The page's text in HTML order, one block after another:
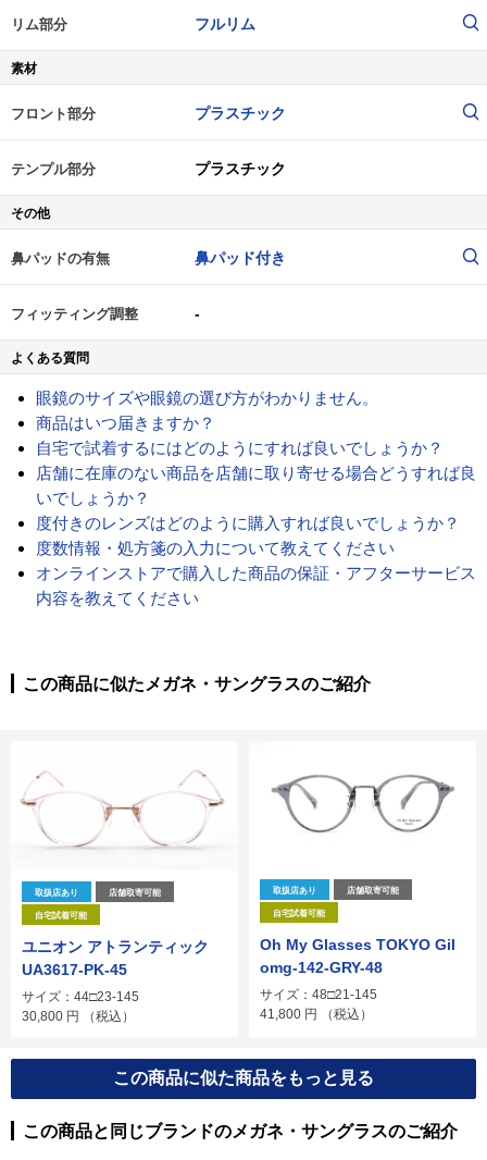
リム部分 フルリム
素材
フロント部分 プラスチック
テンプル部分 プラスチック
その他
鼻パッドの有無 鼻パッド付き
フィッティング調整 -
よくある質問
眼鏡のサイズや眼鏡の選び方がわかりません。
商品はいつ届きますか？
自宅で試着するにはどのようにすれば良いでしょうか？
店舗に在庫のない商品を店舗に取り寄せる場合どうすれば良
いでしょうか？
度付きのレンズはどのように購入すれば良いでしょうか？
度数情報・処方箋の入力について教えてください
オンラインストアで購入した商品の保証・アフターサービス
内容を教えてください
この商品に似たメガネ・サングラスのご紹介
取扱店あり 店舗取寄可能
自宅試着可能
ユニオン アトランティック
UA3617-PK-45
サイズ：44□23-145
30,800 円 （税込）
取扱店あり 店舗取寄可能
自宅試着可能
Oh My Glasses TOKYO Gil
omg-142-GRY-48
サイズ：48□21-145
41,800 円 （税込）
この商品に似た商品をもっと見る
この商品と同じブランドのメガネ・サングラスのご紹介